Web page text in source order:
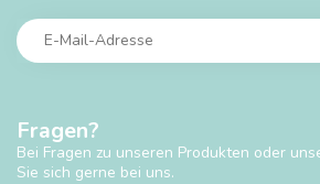
Fragen?
Bei Fragen zu unseren Produkten oder
Sie sich gerne bei uns.